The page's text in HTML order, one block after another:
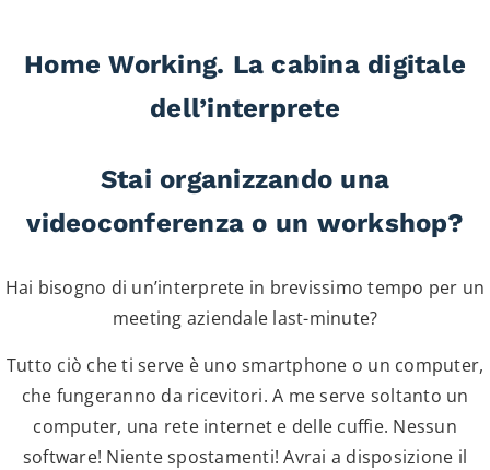
Home Working. La cabina digitale
dell’interprete
Stai organizzando una
videoconferenza o un workshop?
Hai bisogno di un’interprete in brevissimo tempo per un
meeting aziendale last-minute?
Tutto ciò che ti serve è uno smartphone o un computer,
che fungeranno da ricevitori. A me serve soltanto un
computer, una rete internet e delle cuffie. Nessun
software! Niente spostamenti! Avrai a disposizione il